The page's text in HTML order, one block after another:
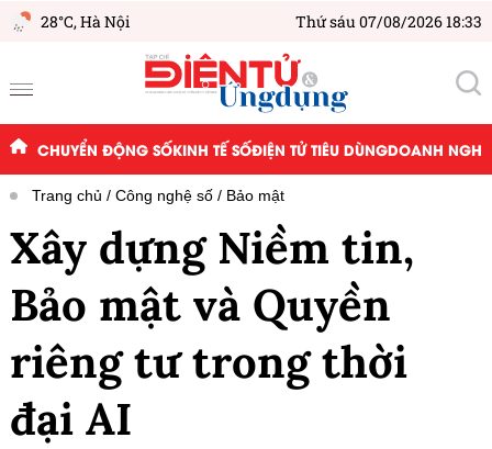
28°C,Hà Nội Thứ sáu 07/08/2026 18:33
CHUYỂN ĐỘNG SỐKINH TẾ SỐĐIỆN TỬ TIÊU DÙNGDOANH
Trang chủ Công nghệ số Bảo mật
Xây dựng Niềm tin,
Bảo mật và Quyền
riêng tư trong thời
đại AI